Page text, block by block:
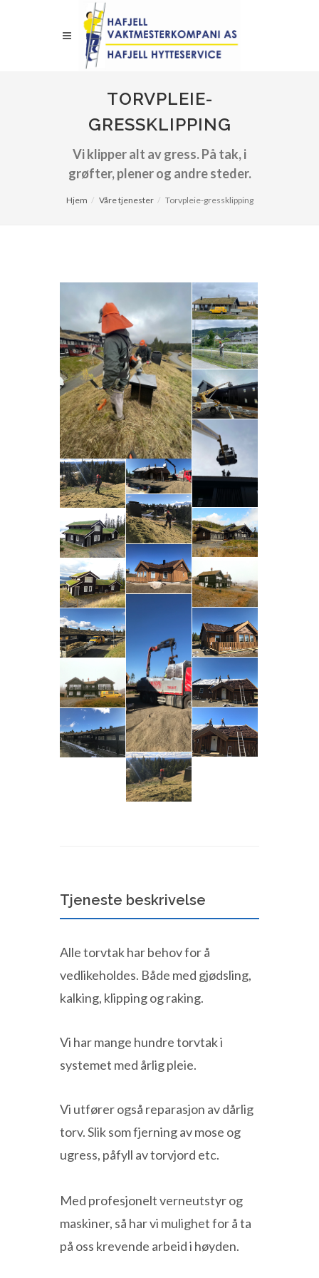
TORVPLEIE-
GRESSKLIPPING
Vi klipper alt av gress. På tak, i
grøfter, plener og andre steder.
Hjem Våre tjenester Torvpleie-gressklipping
Tjeneste beskrivelse
Alle torvtak har behov for å
vedlikeholdes. Både med gjødsling,
kalking, klipping og raking.
Vi har mange hundre torvtak i
systemet med årlig pleie.
Vi utfører også reparasjon av dårlig
torv. Slik som fjerning av mose og
ugress, påfyll av torvjord etc.
Med profesjonelt verneutstyr og
maskiner, så har vi mulighet for å ta
på oss krevende arbeid i høyden.